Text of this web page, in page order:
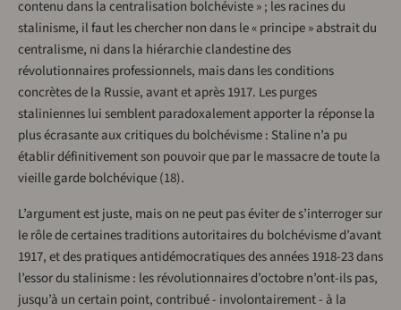
contenu dans la centralisation bolchéviste » ; les racines du
stalinisme, il faut les chercher non dans le « principe » abstrait du
centralisme, ni dans la hiérarchie clandestine des
révolutionnaires professionnels, mais dans les conditions
concrètes de la Russie, avant et après 1917. Les purges
staliniennes lui semblent paradoxalement apporter la réponse la
plus écrasante aux critiques du bolchévisme : Staline n’a pu
établir définitivement son pouvoir que par le massacre de toute la
vieille garde bolchévique (18).
L’argument est juste, mais on ne peut pas éviter de s’interroger sur
le rôle de certaines traditions autoritaires du bolchévisme d’avant
1917, et des pratiques antidémocratiques des années 1918-23 dans
l’essor du stalinisme : les révolutionnaires d’octobre n’ont-ils pas,
jusqu’à un certain point, contribué - involontairement - à la